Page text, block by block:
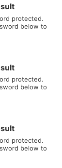
protected.
below to
protected.
below to
protected.
below to